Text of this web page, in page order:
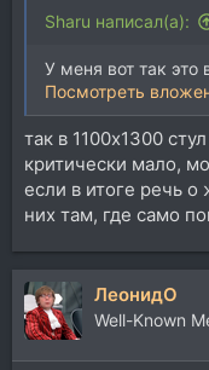
Sharu написал(а):
У меня вот так это
Посмотреть
так в 1100х1300
критически мало,
если в итоге речь
них там, где само
ЛеонидО
Well-Known